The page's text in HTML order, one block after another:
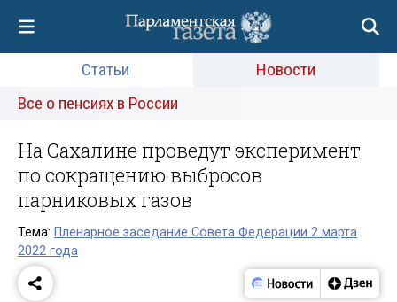
Статьи
Новости
Все о пенсиях в России
На Сахалине проведут эксперимент
по сокращению выбросов
парниковых газов
Тема: Пленарное заседание Совета Федерации 2 марта
2022 года